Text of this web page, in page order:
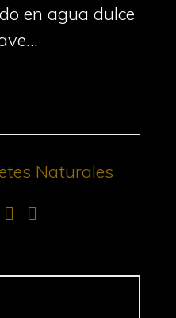
en agua dulce
Naturales